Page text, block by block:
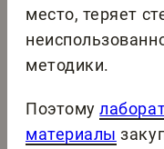
место, теряет
методики.
Поэтому
материалы